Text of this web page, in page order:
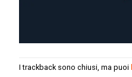
I trackback sono chiusi, ma puoi